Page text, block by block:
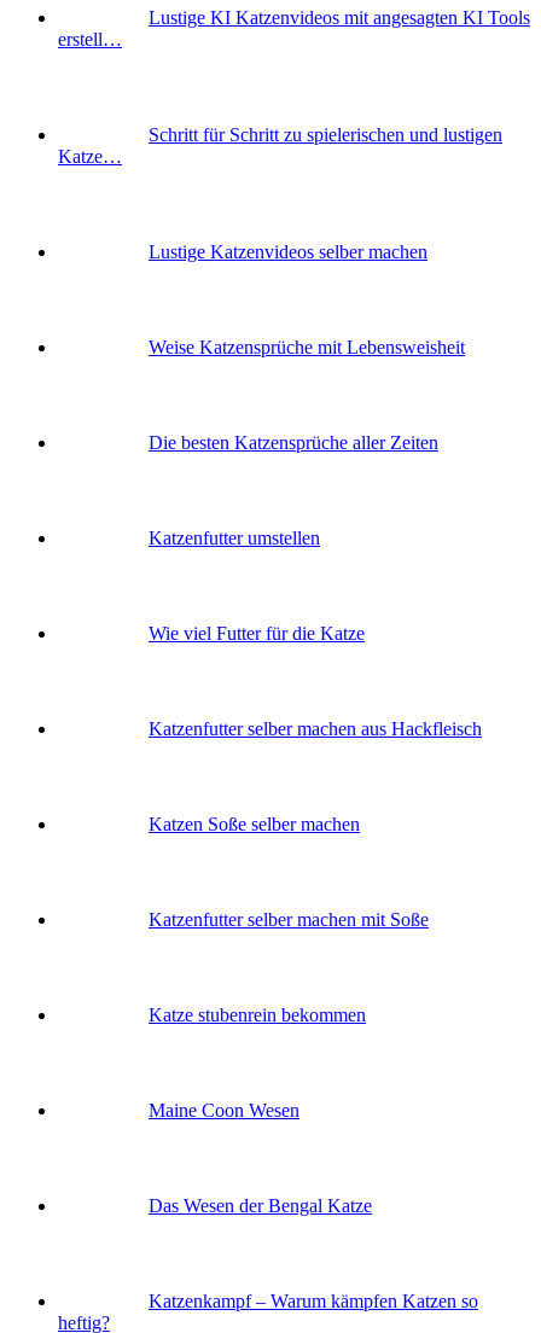
Lustige KI Katzenvideos mit angesagten KI Tools
erstell…
Schritt für Schritt zu spielerischen und lustigen
Katze…
Lustige Katzenvideos selber machen
Weise Katzensprüche mit Lebensweisheit
Die besten Katzensprüche aller Zeiten
Katzenfutter umstellen
Wie viel Futter für die Katze
Katzenfutter selber machen aus Hackfleisch
Katzen Soße selber machen
Katzenfutter selber machen mit Soße
Katze stubenrein bekommen
Maine Coon Wesen
Das Wesen der Bengal Katze
Katzenkampf – Warum kämpfen Katzen so
heftig?